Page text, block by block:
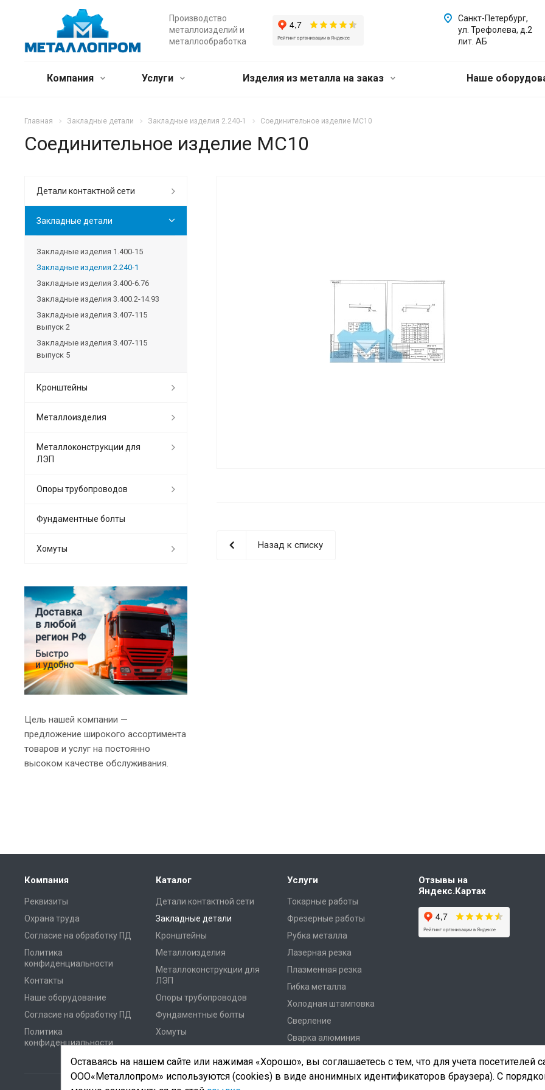
Производство
металлоизделий и
металлообработка
Санкт-Петербург,
ул. Трефолева, д.2
лит. АБ
Компания Услуги Изделия из металла на заказ Наше
Главная Закладные детали Закладные изделия 2.240-1 Соединительное изделие МС10
Соединительное изделие МС10
Назад к списку
Детали контактной сети
Закладные детали
Закладные изделия 1.400-15
Закладные изделия 2.240-1
Закладные изделия 3.400-6.76
Закладные изделия 3.400.2-14.93
Закладные изделия 3.407-115
выпуск 2
Закладные изделия 3.407-115
выпуск 5
Кронштейны
Металлоизделия
Металлоконструкции для
ЛЭП
Опоры трубопроводов
Фундаментные болты
Хомуты
Цель нашей компании —
предложение широкого ассортимента
товаров и услуг на постоянно
высоком качестве обслуживания.
Компания
Реквизиты
Охрана труда
Согласие на обработку ПД
Политика
конфиденциальности
Контакты
Наше оборудование
Согласие на обработку ПД
Политика
конфиденциальности
Каталог
Детали контактной сети
Закладные детали
Кронштейны
Металлоизделия
Металлоконструкции для
ЛЭП
Опоры трубопроводов
Фундаментные болты
Хомуты
Услуги
Токарные работы
Фрезерные работы
Рубка металла
Лазерная резка
Плазменная резка
Гибка металла
Холодная штамповка
Сверление
Сварка алюминия
Отзывы на
Яндекс.Картах
Оставаясь на нашем сайте или нажимая «Хорошо», вы соглашаетесь с тем, что для учета посетителей
ООО«Металлопром» используются (cookies) в виде анонимных идентификаторов браузера). С